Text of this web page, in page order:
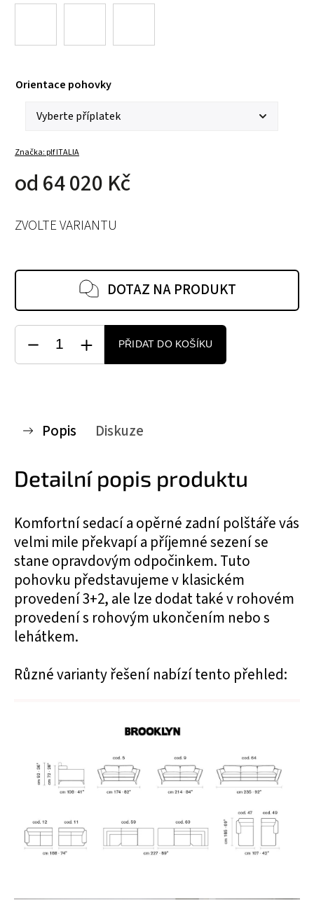
Orientace pohovky
Značka:plf ITALIA
od64 020 Kč
ZVOLTE VARIANTU
DOTAZ NA PRODUKT
PŘIDAT DO KOŠÍKU
Popis Diskuze
Detailní popis produktu
Komfortní sedací a opěrné zadní polštáře vás
velmi mile překvapí a příjemné sezení se
stane opravdovým odpočinkem. Tuto
pohovku představujeme v klasickém
provedení 3+2, ale lze dodat také v rohovém
provedení s rohovým ukončením nebo s
lehátkem.
Různé varianty řešení nabízí tento přehled: